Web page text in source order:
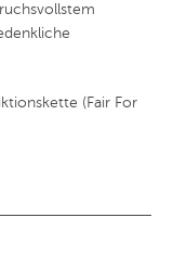
(Fair For